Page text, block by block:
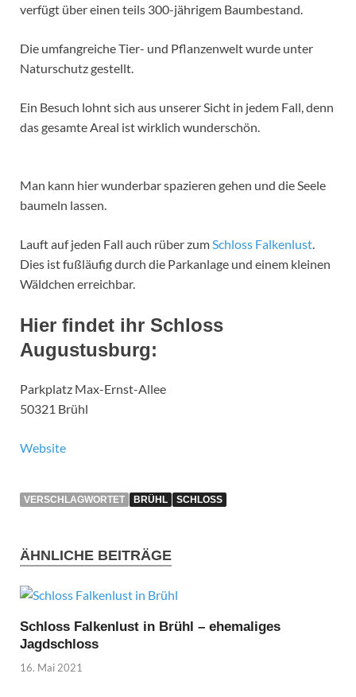
verfügt über einen teils 300-jährigem Baumbestand.
Die umfangreiche Tier- und Pflanzenwelt wurde unter
Naturschutz gestellt.
Ein Besuch lohnt sich aus unserer Sicht in jedem Fall, denn
das gesamte Areal ist wirklich wunderschön.
Man kann hier wunderbar spazieren gehen und die Seele
baumeln lassen.
Lauft auf jeden Fall auch rüber zum Schloss Falkenlust
Dies ist fußläufig durch die Parkanlage und einem kleinen
Wäldchen erreichbar.
Hier findet ihr Schloss
Augustusburg:
Parkplatz Max-Ernst-Allee
50321 Brühl
Website
VERSCHLAGWORTET BRÜHL SCHLOSS
ÄHNLICHE BEITRÄGE
Schloss Falkenlust in Brühl – ehemaliges
Jagdschloss
16. Mai 2021